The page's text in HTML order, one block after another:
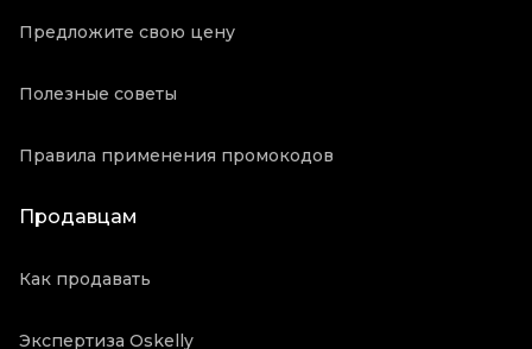
Предложите свою цену
Полезные советы
Правила применения промокодов
Продавцам
Как продавать
Экспертиза Oskelly